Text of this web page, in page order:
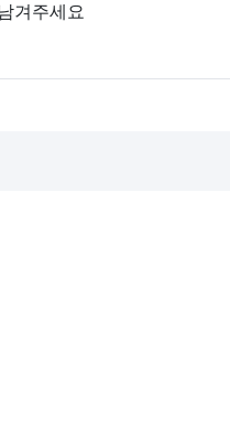
겨주세요